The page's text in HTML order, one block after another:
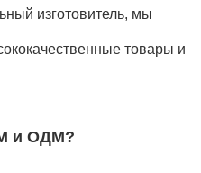
изготовитель, мы
товары и
и ОДМ?